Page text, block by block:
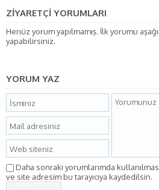
ZİYARETÇİ YORUMLARI
Henüz yorum yapılmamış. İlk yorumu
yapabilirsiniz.
YORUM YAZ
Daha sonraki yorumlarımda
ve site adresim bu tarayıcıya kaydedilsin.